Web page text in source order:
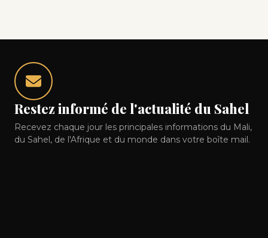
Restez informé de l'actualité du Sahel
Recevez chaque jour les principales informations du Mali,
du Sahel, de l'Afrique et du monde dans votre boîte mail.